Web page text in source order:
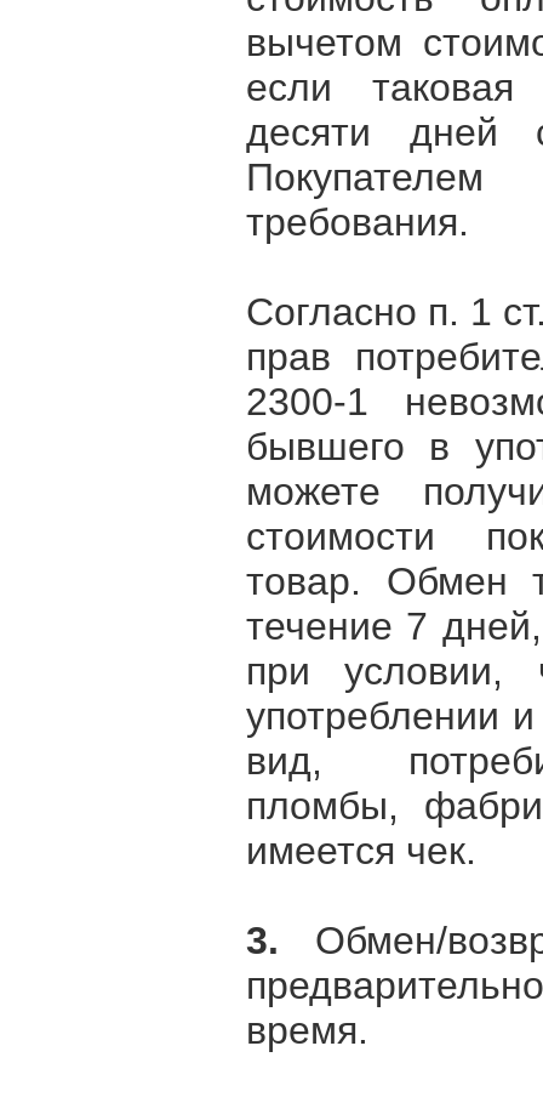
вычетом
если
десяти дней
требования.
Согласно п. 1
прав
2300-1
бывшего в
можете
стоимости
товар. Обмен
течение 7
при
употреблении
вид,
пломбы,
имеется чек.
3. Обмен/
время.